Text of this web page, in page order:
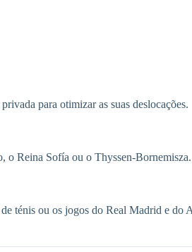
para otimizar as suas deslocações.
o Reina Sofía ou o Thyssen-Bornemisza.
ténis ou os jogos do Real Madrid e